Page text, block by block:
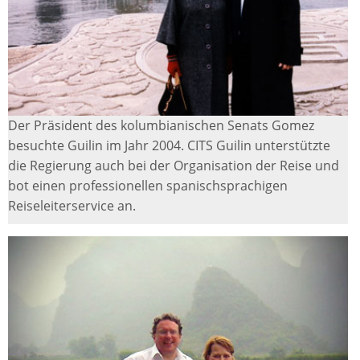
Der Präsident des kolumbianischen Senats Gomez
besuchte Guilin im Jahr 2004. CITS Guilin unterstützte
die Regierung auch bei der Organisation der Reise und
bot einen professionellen spanischsprachigen
Reiseleiterservice an.